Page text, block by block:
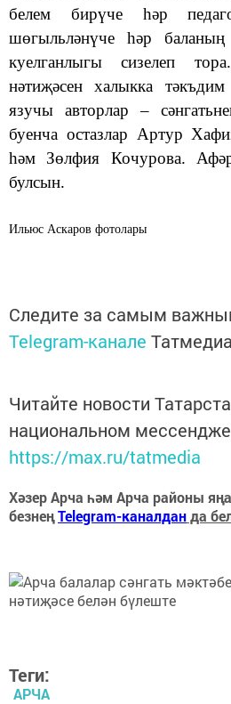
белем бирүче һәр
шөгыльләнүче һәр
куелганлыгы сизелеп
нәтиҗәсен халыкка
язучы авторлар –
буенча остазлар Артур
һәм Зөлфия Кочурова.
булсын.
Ильюс Аскаров фотолары
Следите за самым
Telegram-канале Татмедиа
Читайте новости
национальном
https://max.ru/tatmedia
Хәзер Арча һәм Арча районы
безнеңTelegram-каналданда
Теги:
АРЧА